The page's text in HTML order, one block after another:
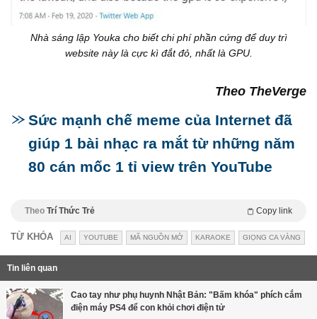
Nhà sáng lập Youka cho biết chi phí phần cứng để duy trì
website này là cực kì đắt đỏ, nhất là GPU.
Theo TheVerge
Sức mạnh chế meme của Internet đã
giúp 1 bài nhạc ra mắt từ những năm
80 cán mốc 1 tỉ view trên YouTube
Theo Trí Thức Trẻ Copy link
TỪ KHÓA AI YOUTUBE MÃ NGUỒN MỞ KARAOKE GIỌNG CA VÀNG
Tin liên quan
Cao tay như phụ huynh Nhật Bản: "Bấm khóa" phích cắm
điện máy PS4 để con khỏi chơi điện tử